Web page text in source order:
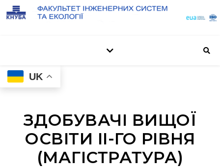
UK
ЗДОБУВАЧІ ВИЩОЇ
ОСВІТИ ІІ-ГО РІВНЯ
(МАГІСТРАТУРА)